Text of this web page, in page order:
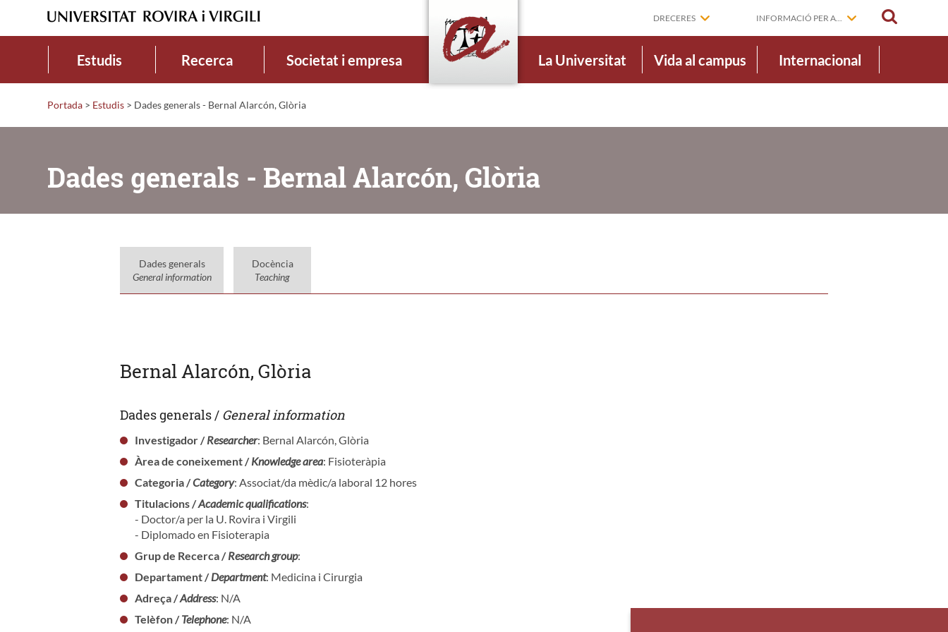
DRECERES INFORMACIÓ PER A...
Estudis Recerca Societat i empresa La Universitat Vida al campus Internacional
Portada > Estudis > Dades generals - Bernal Alarcón, Glòria
Dades generals - Bernal Alarcón, Glòria
Dades generals
General information
Docència
Teaching
Bernal Alarcón, Glòria
Dades generals / General information
Investigador /Researcher: Bernal Alarcón, Glòria
Àrea de coneixement /Knowledge area: Fisioteràpia
Categoria /Category: Associat/da mèdic/a laboral 12 hores
Titulacions /Academic qualifications:
- Doctor/a per la U. Rovira i Virgili
- Diplomado en Fisioterapia
Grup de Recerca /Research group:
Departament /Department: Medicina i Cirurgia
Adreça /Address: N/A
Telèfon /Telephone: N/A